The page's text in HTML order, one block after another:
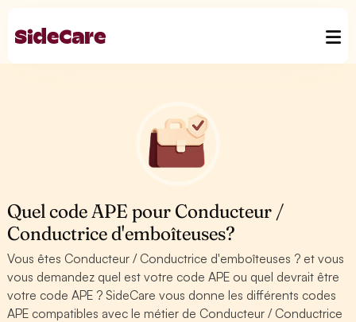
Quel code APE pour Conducteur /
Conductrice d'emboîteuses?
Vous êtes Conducteur / Conductrice d'emboîteuses ? et vous
vous demandez quel est votre code APE ou quel devrait être
votre code APE ? SideCare vous donne les différents codes
APE compatibles avec le métier de Conducteur / Conductrice